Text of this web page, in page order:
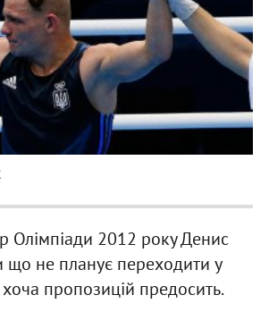
Олімпіади 2012 року Денис
що не планує переходити у
пропозицій предосить.